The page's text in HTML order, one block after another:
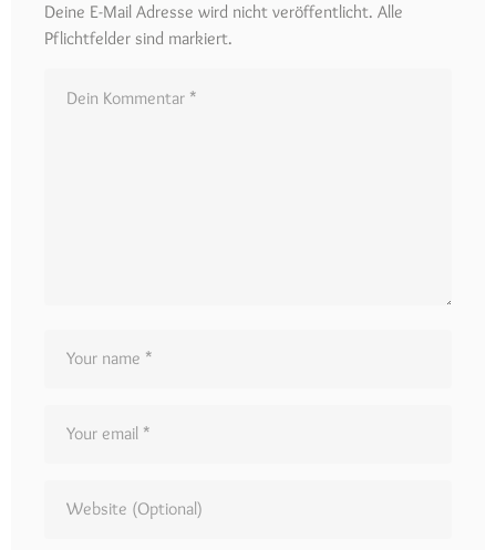
Deine E-Mail Adresse wird nicht veröffentlicht. Alle
Pflichtfelder sind markiert.